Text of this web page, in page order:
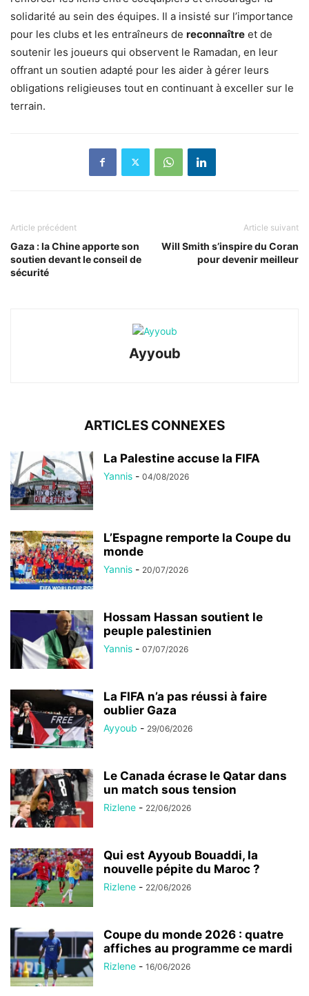
solidarité au sein des équipes. Il a insisté sur l’importance
pour les clubs et les entraîneurs de reconnaître et de
soutenir les joueurs qui observent le Ramadan, en leur
offrant un soutien adapté pour les aider à gérer leurs
obligations religieuses tout en continuant à exceller sur le
terrain.
Article précédent
Gaza : la Chine apporte son
soutien devant le conseil de
sécurité
Article suivant
Will Smith s’inspire du Coran
pour devenir meilleur
Ayyoub
ARTICLES CONNEXES
La Palestine accuse la FIFA
Yannis - 04/08/2026
L’Espagne remporte la Coupe du
monde
Yannis - 20/07/2026
Hossam Hassan soutient le
peuple palestinien
Yannis - 07/07/2026
La FIFA n’a pas réussi à faire
oublier Gaza
Ayyoub - 29/06/2026
Le Canada écrase le Qatar dans
un match sous tension
Rizlene - 22/06/2026
Qui est Ayyoub Bouaddi, la
nouvelle pépite du Maroc ?
Rizlene - 22/06/2026
Coupe du monde 2026 : quatre
affiches au programme ce mardi
Rizlene - 16/06/2026